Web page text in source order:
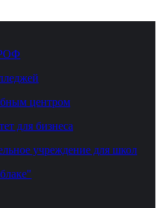
центром
для бизнеса
учреждение для школ